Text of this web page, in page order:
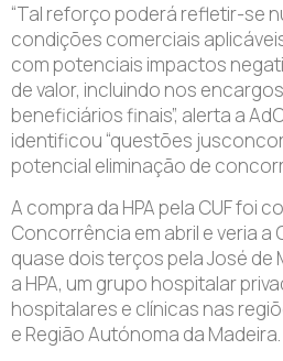
“Tal reforço poderá refletir-se
condições comerciais
com potenciais impactos
de valor, incluindo nos
beneficiários finais”, alerta a
identificou “questões
potencial eliminação de
A compra da HPA pela CUF foi
Concorrência em abril e veria a
quase dois terços pela José de
a HPA, um grupo hospitalar
hospitalares e clínicas nas
e Região Autónoma da Madeira.